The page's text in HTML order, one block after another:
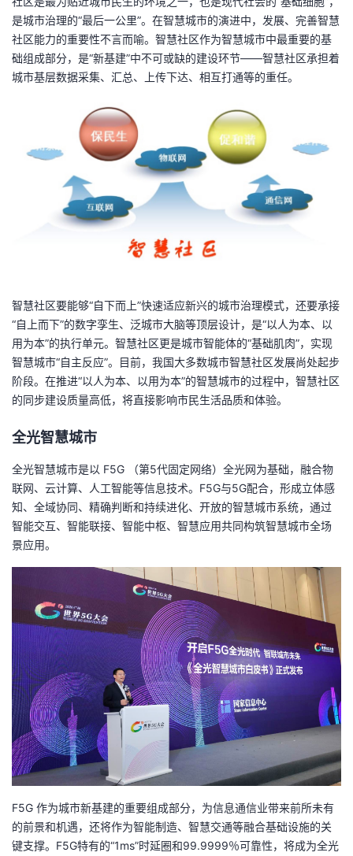
是城市治理的“最后一公里”。在智慧城市的演进中，发展、完善智慧
社区能力的重要性不言而喻。智慧社区作为智慧城市中最重要的基
础组成部分，是“新基建”中不可或缺的建设环节——智慧社区承担着
城市基层数据采集、汇总、上传下达、相互打通等的重任。
智慧社区要能够“自下而上”快速适应新兴的城市治理模式，还要承接
“自上而下”的数字孪生、泛城市大脑等顶层设计，是“以人为本、以
用为本”的执行单元。智慧社区更是城市智能体的“基础肌肉”，实现
智慧城市“自主反应”。目前，我国大多数城市智慧社区发展尚处起步
阶段。在推进“以人为本、以用为本”的智慧城市的过程中，智慧社区
的同步建设质量高低，将直接影响市民生活品质和体验。
全光智慧城市
全光智慧城市是以 F5G （第5代固定网络）全光网为基础，融合物
联网、云计算、人工智能等信息技术。F5G与5G配合，形成立体感
知、全域协同、精确判断和持续进化、开放的智慧城市系统，通过
智能交互、智能联接、智能中枢、智慧应用共同构筑智慧城市全场
景应用。
F5G 作为城市新基建的重要组成部分，为信息通信业带来前所未有
的前景和机遇，还将作为智能制造、智慧交通等融合基础设施的关
键支撑。F5G特有的“1ms”时延圈和99.9999％可靠性，将成为全光